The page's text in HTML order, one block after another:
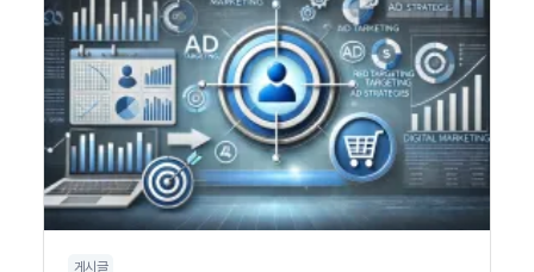
게시글